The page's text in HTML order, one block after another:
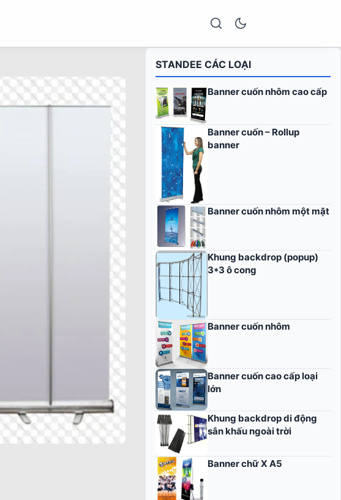
STANDEE CÁC LOẠI
Banner cuốn nhôm cao cấp
Banner cuốn – Rollup
banner
Banner cuốn nhôm một mặt
Khung backdrop (popup)
3*3 ô cong
Banner cuốn nhôm
Banner cuốn cao cấp loại
lớn
Khung backdrop di động
sân khấu ngoài trời
Banner chữ X A5